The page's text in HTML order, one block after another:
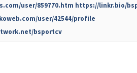
user/859770.htm https://linkr.bio/
user/42544/profile
bsportcv